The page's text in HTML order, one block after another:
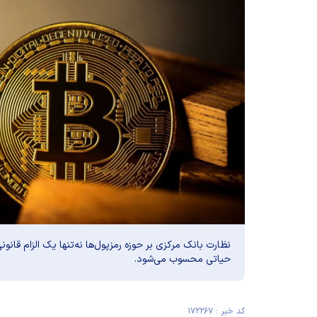
نظارت بانک مرکزی بر حوزه رمزپول‌ها نه‌تنها یک الزام
حیاتی محسوب می‌شود.
کد خبر : ۱۷۲۲۶۷